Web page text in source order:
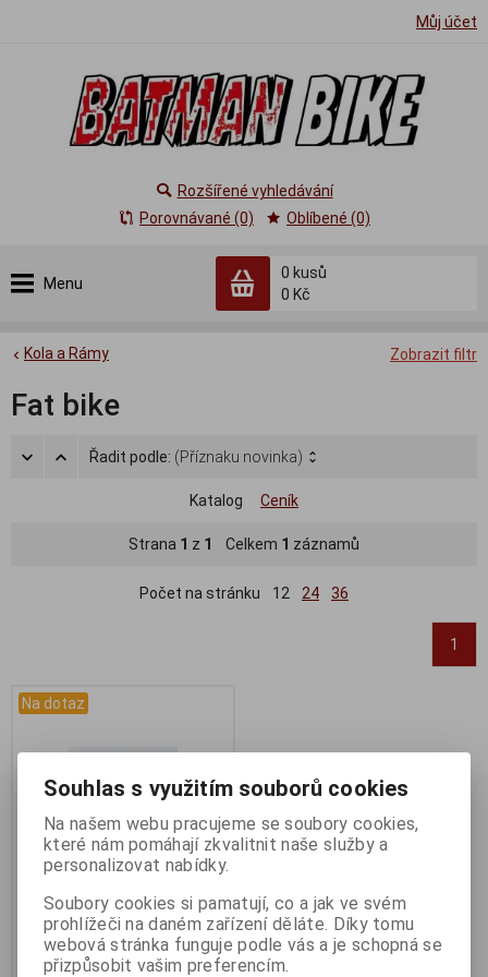
Můj účet
Menu
0 kusů
0 Kč
Rozšířené vyhledávání
Porovnávané (0)
Oblíbené (0)
Zobrazit filtr
Kola a Rámy
Fat bike
Řadit podle: (Příznaku novinka)
Katalog Ceník
Strana 1 z 1 Celkem 1 záznamů
Počet na stránku 12 24 36
1
Na dotaz
Dotaz na zboží
Katalogové číslo: DOTAZ
Záruka (měsíců):24
Souhlas s využitím souborů cookies
Na našem webu pracujeme se soubory cookies,
které nám pomáhají zkvalitnit naše služby a
personalizovat nabídky.
Soubory cookies si pamatují, co a jak ve svém
prohlížeči na daném zařízení děláte. Díky tomu
webová stránka funguje podle vás a je schopná se
přizpůsobit vašim preferencím.